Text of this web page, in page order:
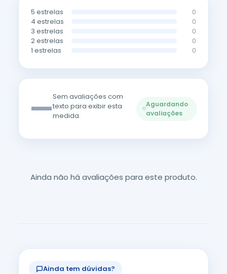
5 estrelas 0
4 estrelas 0
3 estrelas 0
2 estrelas 0
1 estrelas 0
—Sem avaliações com
texto para exibir esta
medida.
Aguardando
avaliações
Ainda não há avaliações para este produto.
Ainda tem dúvidas?